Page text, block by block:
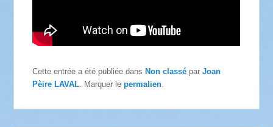
Cette entrée a été publiée dans Non classé parJoan
Pèire LAVAL. Marquer lepermalien.